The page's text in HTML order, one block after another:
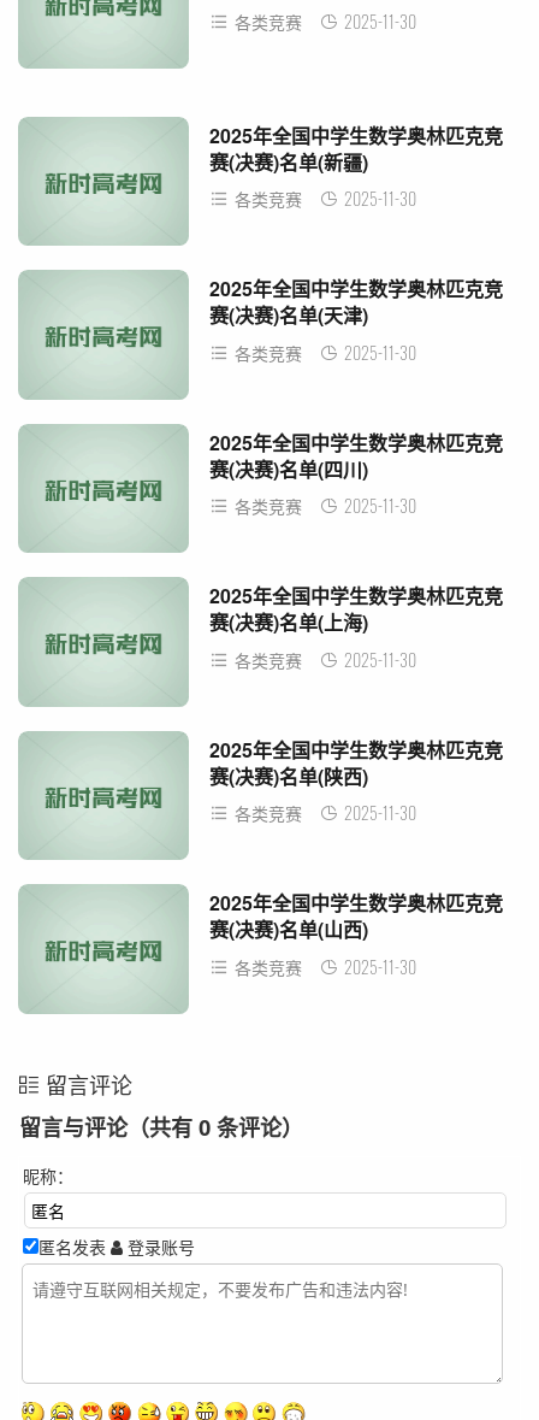
各类竞赛 2025-11-30
2025年全国中学生数学奥林匹克竞
赛(决赛)名单(新疆)
各类竞赛 2025-11-30
2025年全国中学生数学奥林匹克竞
赛(决赛)名单(天津)
各类竞赛 2025-11-30
2025年全国中学生数学奥林匹克竞
赛(决赛)名单(四川)
各类竞赛 2025-11-30
2025年全国中学生数学奥林匹克竞
赛(决赛)名单(上海)
各类竞赛 2025-11-30
2025年全国中学生数学奥林匹克竞
赛(决赛)名单(陕西)
各类竞赛 2025-11-30
2025年全国中学生数学奥林匹克竞
赛(决赛)名单(山西)
各类竞赛 2025-11-30
留言评论
留言与评论（共有 0 条评论）
昵称：
匿名发表 登录账号